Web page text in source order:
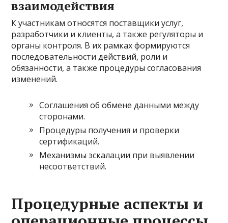
взаимодействия
К участникам относятся поставщики услуг,
разработчики и клиенты, а также регуляторы и
органы контроля. В их рамках формируются
последовательности действий, роли и
обязанности, а также процедуры согласования
изменений.
Соглашения об обмене данными между
сторонами.
Процедуры получения и проверки
сертификаций.
Механизмы эскалации при выявлении
несоответствий.
Процедурные аспекты и